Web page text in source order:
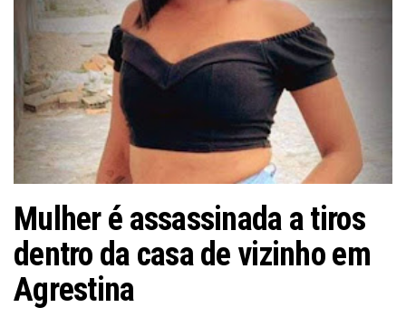
Mulher é assassinada a tiros
dentro da casa de vizinho em
Agrestina